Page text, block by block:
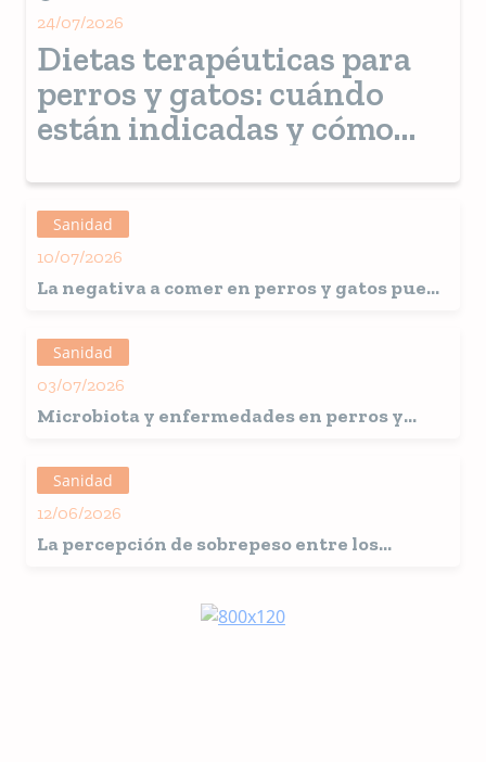
24/07/2026
Dietas terapéuticas para
perros y gatos: cuándo
están indicadas y cómo
Sanidad
10/07/2026
La negativa a comer en perros y gatos puede
y avanzadas.
Sanidad
03/07/2026
Microbiota y enfermedades en perros y
rutinario de la dieta para garantizar su
salud
Sanidad
12/06/2026
La percepción de sobrepeso entre los